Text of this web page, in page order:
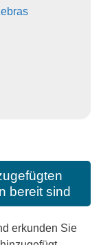
bereit sind
erkunden Sie